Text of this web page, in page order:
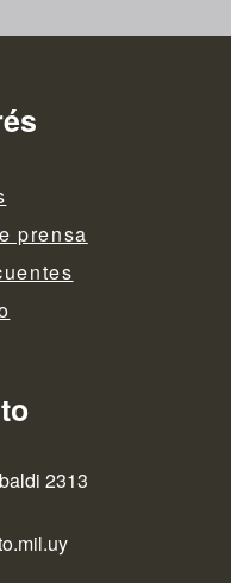
prensa
2313